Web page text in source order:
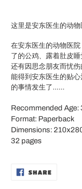
product
to
your
cart
这里是安东医生的动物
在安东医生的动物医
了的公鸡、露着肚皮
还有因思念朋友而忧
能得到安东医生的贴
的事情发生了……
Recommended Age:
Format: Paperback
Dimensions:
32 pages
SHARESHARE
ON